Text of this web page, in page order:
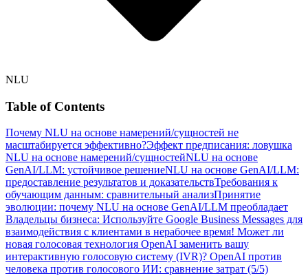
NLU
Table of Contents
Почему NLU на основе намерений/сущностей не
масштабируется эффективно?Эффект предписания: ловушка
NLU на основе намерений/сущностейNLU на основе
GenAI/LLM: устойчивое решениеNLU на основе GenAI/LLM:
предоставление результатов и доказательствТребования к
обучающим данным: сравнительный анализПринятие
эволюции: почему NLU на основе GenAI/LLM преобладает
Владельцы бизнеса: Используйте Google Business Messages для
взаимодействия с клиентами в нерабочее время! Может ли
новая голосовая технология OpenAI заменить вашу
интерактивную голосовую систему (IVR)? OpenAI против
человека против голосового ИИ: сравнение затрат (5/5)